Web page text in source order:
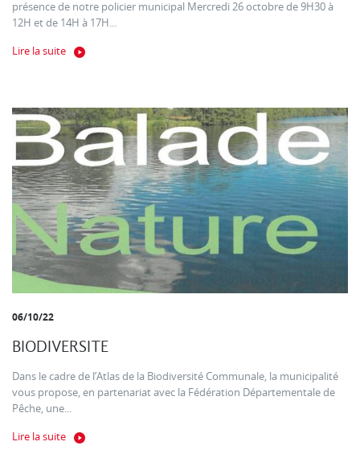
présence de notre policier municipal Mercredi 26 octobre de 9H30 à
12H et de 14H à 17H...
Lire la suite
06/10/22
BIODIVERSITE
Dans le cadre de l’Atlas de la Biodiversité Communale, la municipalité
vous propose, en partenariat avec la Fédération Départementale de
Pêche, une...
Lire la suite